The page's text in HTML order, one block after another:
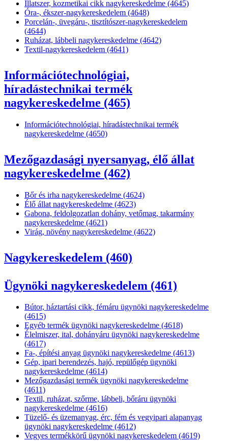
Illatszer, kozmetikai cikk nagykereskedelme (4645)
Óra-, ékszer-nagykereskedelem (4648)
Porcelán-, üvegáru-, tisztítószer-nagykereskedelem
(4644)
Ruházat, lábbeli nagykereskedelme (4642)
Textil-nagykereskedelem (4641)
Információtechnológiai,
híradástechnikai termék
nagykereskedelme (465)
Információtechnológiai, híradástechnikai termék
nagykereskedelme (4650)
Mezőgazdasági nyersanyag, élő állat
nagykereskedelme (462)
Bőr és irha nagykereskedelme (4624)
Élő állat nagykereskedelme (4623)
Gabona, feldolgozatlan dohány, vetőmag, takarmány
nagykereskedelme (4621)
Virág, növény nagykereskedelme (4622)
Nagykereskedelem (460)
Ügynöki nagykereskedelem (461)
Bútor, háztartási cikk, fémáru ügynöki nagykereskedelme
(4615)
Egyéb termék ügynöki nagykereskedelme (4618)
Élelmiszer, ital, dohányáru ügynöki nagykereskedelme
(4617)
Fa-, építési anyag ügynöki nagykereskedelme (4613)
Gép, ipari berendezés, hajó, repülőgép ügynöki
nagykereskedelme (4614)
Mezőgazdasági termék ügynöki nagykereskedelme
(4611)
Textil, ruházat, szőrme, lábbeli, bőráru ügynöki
nagykereskedelme (4616)
Tüzelő- és üzemanyag, érc, fém és vegyipari alapanyag
ügynöki nagykereskedelme (4612)
Vegyes termékkörű ügynöki nagykereskedelem (4619)